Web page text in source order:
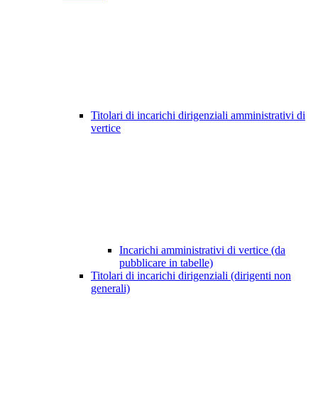
Titolari di incarichi dirigenziali amministrativi di
vertice
Incarichi amministrativi di vertice (da
pubblicare in tabelle)
Titolari di incarichi dirigenziali (dirigenti non
generali)